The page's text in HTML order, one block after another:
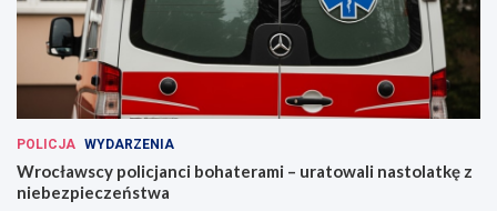
POLICJA WYDARZENIA
Wrocławscy policjanci bohaterami – uratowali nastolatkę z
niebezpieczeństwa